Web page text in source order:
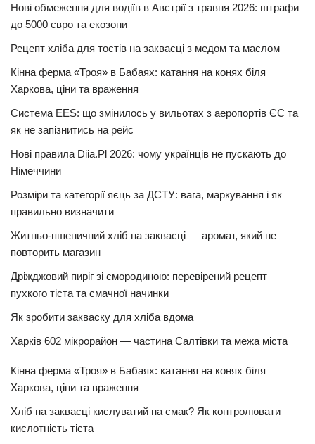
Нові обмеження для водіїв в Австрії з травня 2026: штрафи
до 5000 євро та екозони
Рецепт хліба для тостів на заквасці з медом та маслом
Кінна ферма «Троя» в Бабаях: катання на конях біля
Харкова, ціни та враження
Система EES: що змінилось у вильотах з аеропортів ЄС та
як не запізнитись на рейс
Нові правила Diia.Pl 2026: чому українців не пускають до
Німеччини
Розміри та категорії яєць за ДСТУ: вага, маркування і як
правильно визначити
Житньо-пшеничний хліб на заквасці — аромат, який не
повторить магазин
Дріжджовий пиріг зі смородиною: перевірений рецепт
пухкого тіста та смачної начинки
Як зробити закваску для хліба вдома
Харків 602 мікрорайон — частина Салтівки та межа міста
Кінна ферма «Троя» в Бабаях: катання на конях біля
Харкова, ціни та враження
Хліб на заквасці кислуватий на смак? Як контролювати
кислотність тіста